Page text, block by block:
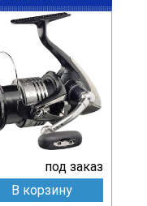
под заказ
В корзину